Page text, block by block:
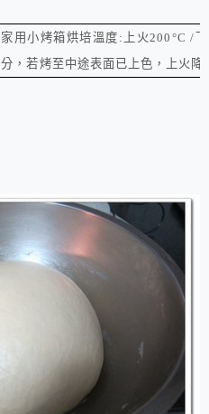
家用小烤箱烘培溫度 : 上火200 °C /
分，若烤至中途表面已上色，上火降